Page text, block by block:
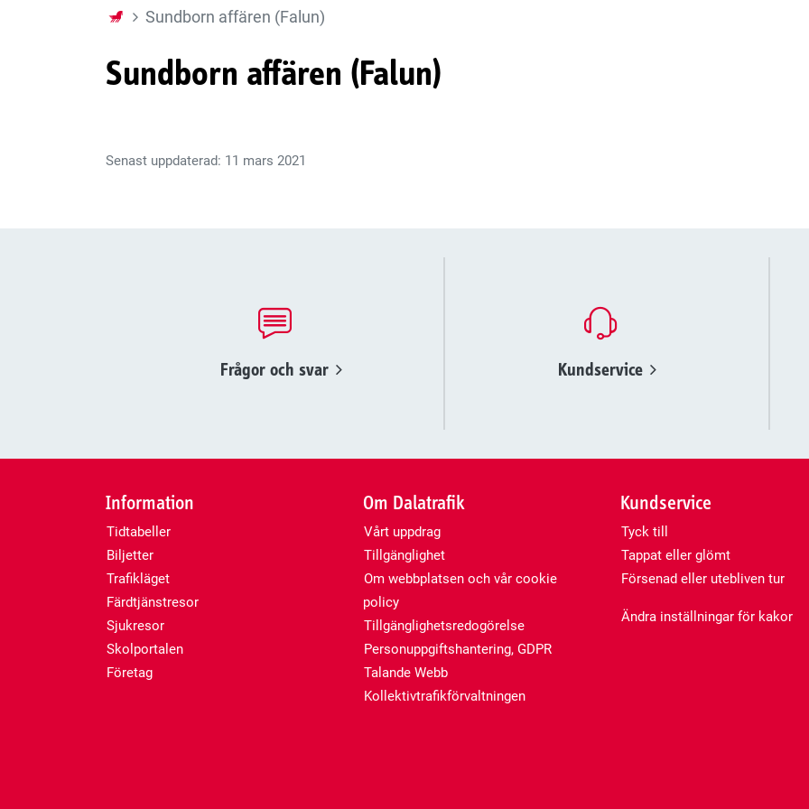
Sundborn affären (Falun)
Sundborn affären (Falun)
Senast uppdaterad: 11 mars 2021
Frågor och svar Kundservice
Information
Tidtabeller
Biljetter
Trafikläget
Färdtjänstresor
Sjukresor
Skolportalen
Företag
Om Dalatrafik
Vårt uppdrag
Tillgänglighet
Om webbplatsen och vår cookie
policy
Tillgänglighetsredogörelse
Personuppgiftshantering, GDPR
Talande Webb
Kollektivtrafikförvaltningen
Kundservice
Tyck till
Tappat eller glömt
Försenad eller utebliven tur
Ändra inställningar för kakor